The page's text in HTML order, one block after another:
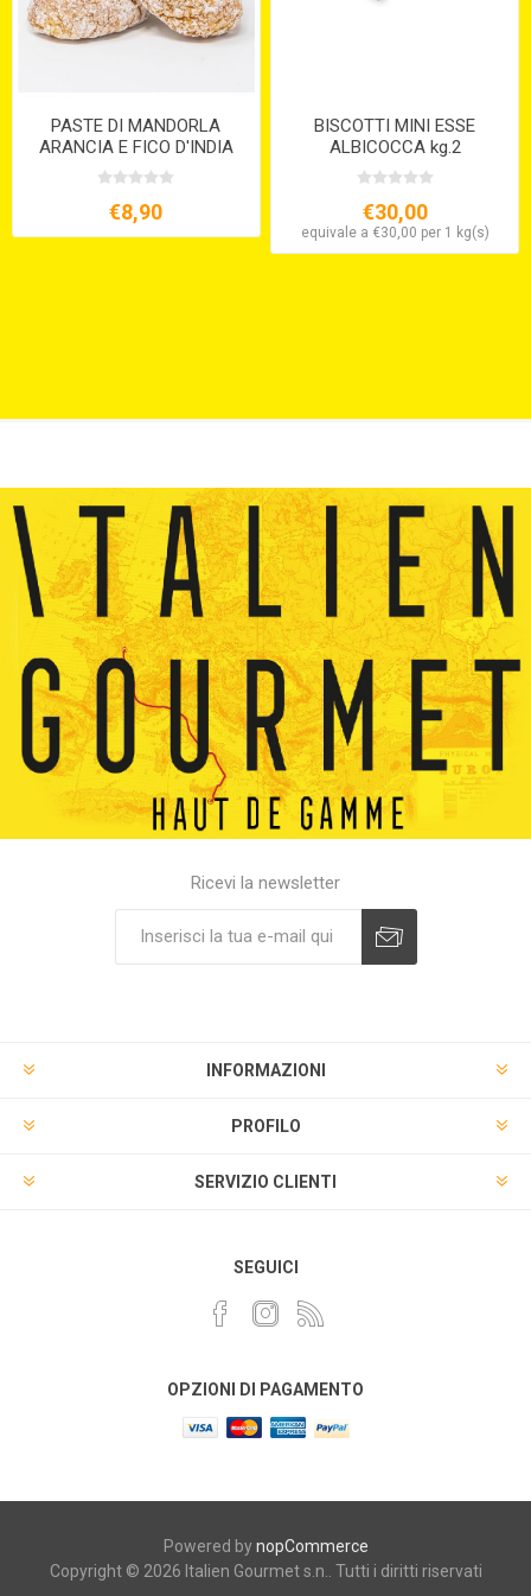
PASTE DI MANDORLA
ARANCIA E FICO D'INDIA
GR.220 DAIS
€8,90
BISCOTTI MINI ESSE
ALBICOCCA kg.2
€30,00
equivale a €30,00 per 1 kg(s)
Ricevi la newsletter
INFORMAZIONI
PROFILO
SERVIZIO CLIENTI
SEGUICI
OPZIONI DI PAGAMENTO
Powered bynopCommerce
Copyright © 2026 Italien Gourmet s.n.. Tutti i diritti riservati